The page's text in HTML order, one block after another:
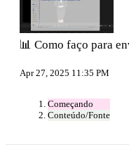
📊 Como faço para
Apr 27, 2025 11:35 PM
Começando
Conteúdo/Fonte